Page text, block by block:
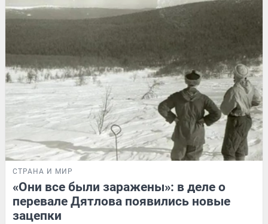
СТРАНА И МИР
«Они все были заражены»: в деле о
перевале Дятлова появились новые
зацепки